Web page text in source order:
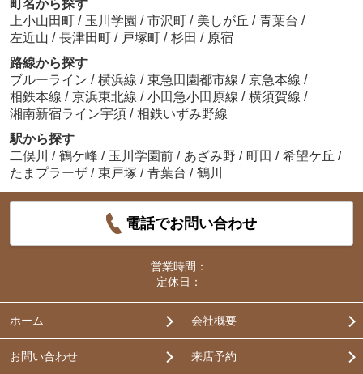
町名から探す
上小山田町 / 玉川学園 / 市沢町 / 美しが丘 / 青葉台 /
左近山 / 長津田町 / 戸塚町 / 杉田 / 原宿
路線から探す
ブルーライン / 横浜線 / 東急田園都市線 / 京急本線 /
相鉄本線 / 京浜東北線 / 小田急小田原線 / 横須賀線 /
湘南新宿ライン宇須 / 相鉄いずみ野線
駅から探す
二俣川
/ 鶴ケ峰 / 玉川学園前 / あざみ野 / 町田 / 希望ケ丘 /
たまプラーザ / 東戸塚 / 青葉台 / 鶴川
電話でお問い合わせ
営業時間：
定休日：
ホーム 会社概要
お問い合わせ 来店予約